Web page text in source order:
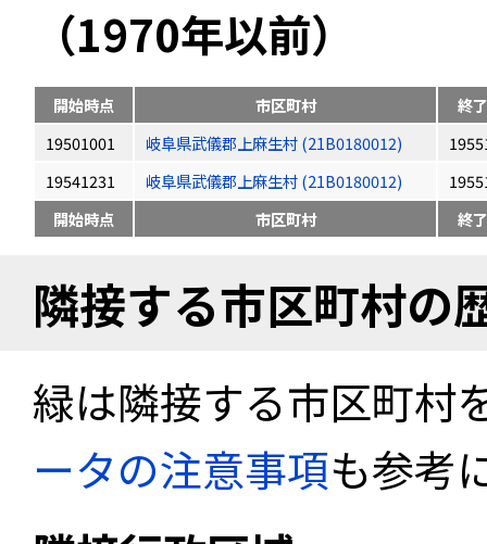
（1970年以前）
開始時点 市区町村
終
19501001
岐阜県武儀郡上麻生村 (21B0180012)
19541231
岐阜県武儀郡上麻生村 (21B0180012)
開始時点
市区町村 終
隣接する市区町村の
緑は隣接する市区町村
ータの注意事項も参考